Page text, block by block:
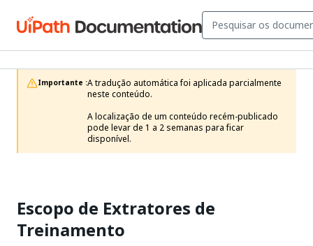
Importante :A tradução automática foi aplicada parcialmente
neste conteúdo.
A localização de um conteúdo recém-publicado
pode levar de 1 a 2 semanas para ficar
disponível.
Escopo de Extratores de
Treinamento